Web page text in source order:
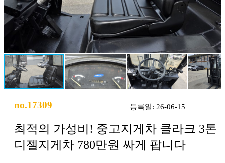
no.17309 등록일: 26-06-15
최적의 가성비! 중고지게차 클라크 3톤
디젤지게차 780만원 싸게 팝니다